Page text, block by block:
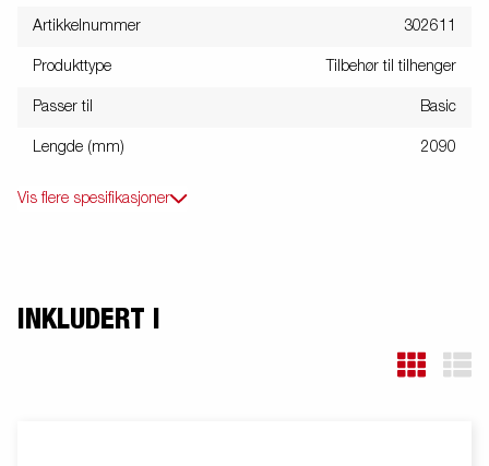
Artikkelnummer 302611
Produkttype Tilbehør til tilhenger
Passer til Basic
Lengde (mm) 2090
Vis flere spesifikasjoner
INKLUDERT I